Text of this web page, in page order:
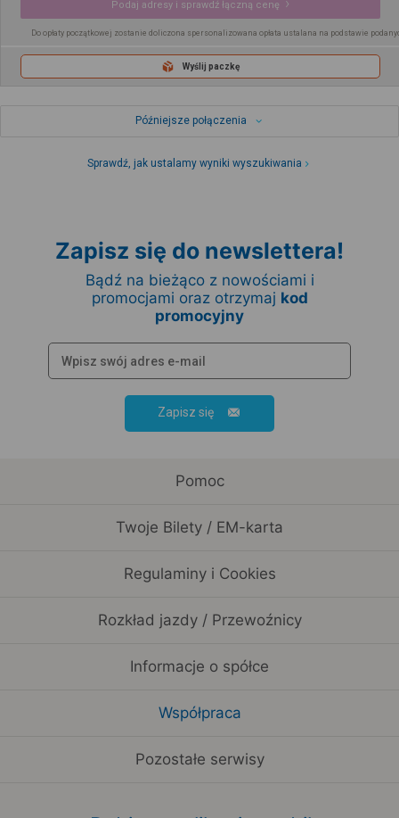
Podaj adresy i sprawdź łączną cenę
Do opłaty początkowej zostanie doliczona spersonalizowana opłata ustalana na podstawie
Wyślij paczkę
Późniejsze połączenia
Sprawdź, jak ustalamy wyniki wyszukiwania
Zapisz się do newslettera!
Bądź na bieżąco z nowościami i
promocjami oraz otrzymaj kod
promocyjny
Zapisz się
Pomoc
Twoje Bilety / EM-karta
Regulaminy i Cookies
Rozkład jazdy / Przewoźnicy
Informacje o spółce
Współpraca
Pozostałe serwisy